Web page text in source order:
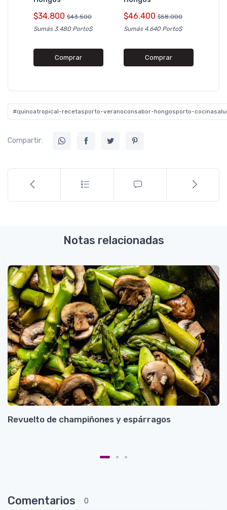
$34.800 $43.500
Sumás 3.480 Porto$
Comprar
$46.400 $58.000
Sumás 4.640 Porto$
Comprar
#quinoatropical-recetasporto-veranoconsabor-hongosporto-
Compartir:
Notas relacionadas
Revuelto de champiñones y espárragos
Comentarios 0